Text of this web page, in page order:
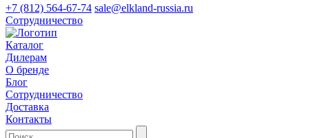
+7 (812) 564-67-74 sale@elkland-russia.ru
Сотрудничество
Каталог
Дилерам
О бренде
Блог
Сотрудничество
Доставка
Контакты